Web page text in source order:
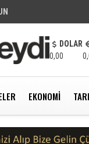
DOLAR
0,00
EKONOMI